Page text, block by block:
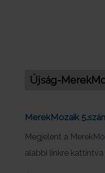
Újság-
MerekMozaik
Megjelent a
alábbi linkre kattintva